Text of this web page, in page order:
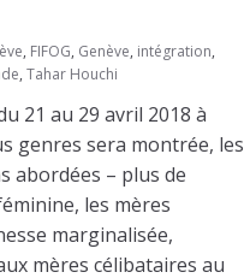
, FIFOG, Genève, intégration,
, Tahar Houchi
21 au 29 avril 2018 à
genres sera montrée, les
abordées – plus de
les mères
marginalisée,
mères célibataires au